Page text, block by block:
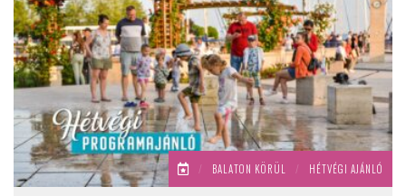
/ BALATON KÖRÜL / HÉTVÉGI AJÁNLÓ